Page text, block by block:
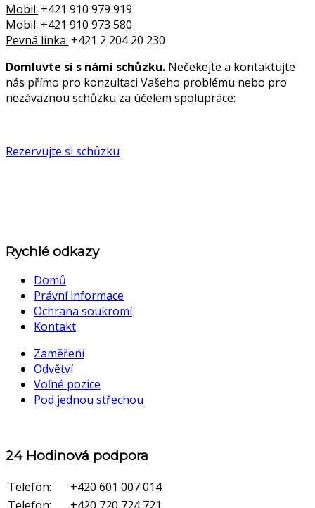
Mobil: +421 910 979 919
Mobil: +421 910 973 580
Pevná linka: +421 2 204 20 230
Domluvte si s námi schůzku. Nečekejte a kontaktujte
nás přímo pro konzultaci Vašeho problému nebo pro
nezávaznou schůzku za účelem spolupráce:
Rezervujte si schůzku
Rychlé odkazy
Domů
Právní informace
Ochrana soukromí
Kontakt
Zaměření
Odvětví
Voľné pozice
Pod jednou střechou
24 Hodinová podpora
Telefon:
+420 601 007 014